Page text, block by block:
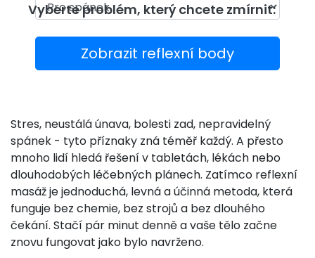
Vyberte problém, který chcete zmírnit:
Zobrazit reflexní body
Stres, neustálá únava, bolesti zad, nepravidelný
spánek - tyto příznaky zná téměř každý. A přesto
mnoho lidí hledá řešení v tabletách, lékách nebo
dlouhodobých léčebných plánech. Zatímco reflexní
masáž je jednoduchá, levná a účinná metoda, která
funguje bez chemie, bez strojů a bez dlouhého
čekání. Stačí pár minut denně a vaše tělo začne
znovu fungovat jako bylo navrženo.